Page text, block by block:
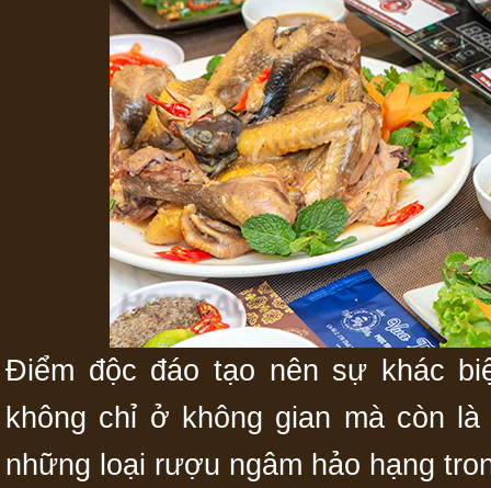
Điểm độc đáo tạo nên sự khác
không chỉ ở không gian mà còn
những loại rượu ngâm hảo hạng